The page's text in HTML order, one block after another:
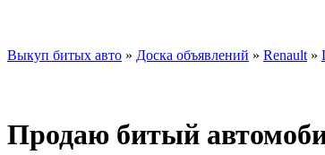
Выкуп битых авто » Доска объявлений » Renault »
Продаю битый